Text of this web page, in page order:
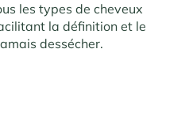
les types de cheveux
la définition et le
dessécher.